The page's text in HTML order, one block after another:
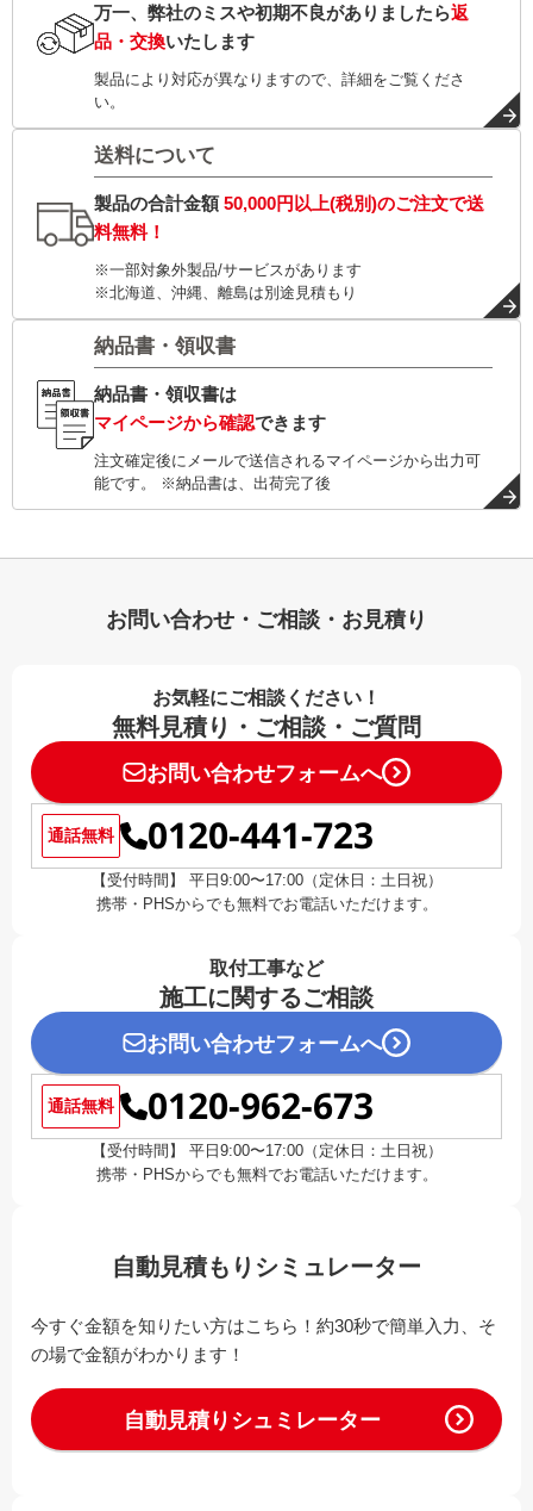
万一、弊社のミスや初期不良がありましたら返
品・交換いたします
製品により対応が異なりますので、詳細をご覧くださ
い。
送料について
製品の合計金額50,000円以上(税別)のご注文で送
料無料！
※一部対象外製品/サービスがあります
※北海道、沖縄、離島は別途見積もり
納品書・領収書
納品書・領収書は
マイページから確認できます
注文確定後にメールで送信されるマイページから出力可
能です。 ※納品書は、出荷完了後
お問い合わせ・ご相談・お見積り
お気軽にご相談ください！
無料見積り・ご相談・ご質問
お問い合わせフォームへ
通話無料 0120-441-723
【受付時間】 平日9:00〜17:00（定休日：土日祝）
携帯・PHSからでも無料でお電話いただけます。
取付工事など
施工に関するご相談
お問い合わせフォームへ
通話無料 0120-962-673
【受付時間】 平日9:00〜17:00（定休日：土日祝）
携帯・PHSからでも無料でお電話いただけます。
自動見積もりシミュレーター
今すぐ金額を知りたい方はこちら！約30秒で簡単入力、そ
の場で金額がわかります！
自動見積りシュミレーター